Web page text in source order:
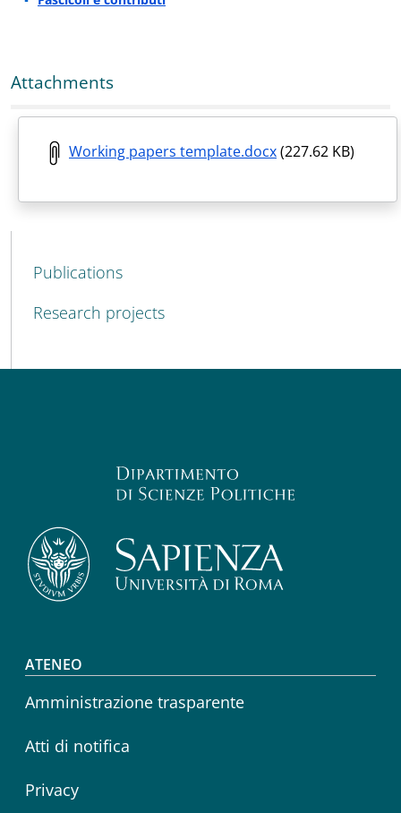
Attachments
Working papers template.docx(227.62 KB)
MAIN NAVIGATION
Publications
Research projects
Footer menu
ATENEO
Amministrazione trasparente
Atti di notifica
Privacy